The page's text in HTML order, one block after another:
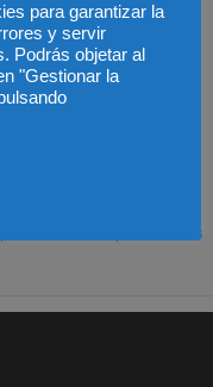
for the next time I
cómo se procesan los
para garantizar la
y servir
Podrás objetar al
"Gestionar la